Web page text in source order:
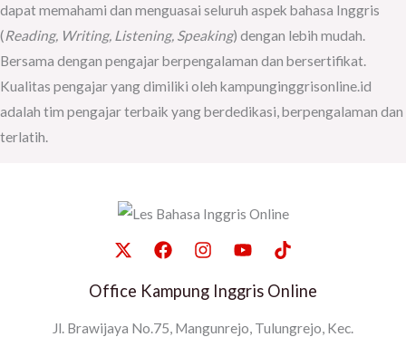
dapat memahami dan menguasai seluruh aspek bahasa Inggris
(Reading, Writing, Listening, Speaking) dengan lebih mudah.
Bersama dengan pengajar berpengalaman dan bersertifikat.
Kualitas pengajar yang dimiliki oleh kampunginggrisonline.id
adalah tim pengajar terbaik yang berdedikasi, berpengalaman dan
terlatih.
Office Kampung Inggris Online
Jl. Brawijaya No.75, Mangunrejo, Tulungrejo, Kec.